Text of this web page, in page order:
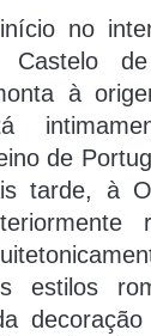
no
Castelo
à
de
tarde, à
estilos